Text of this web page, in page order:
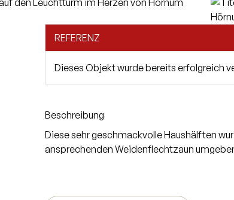
REFERENZ
Dieses Objekt wurde bereits erfolgreich
Beschreibung
Diese sehr geschmackvolle Haushälften
ansprechenden Weidenflechtzaun